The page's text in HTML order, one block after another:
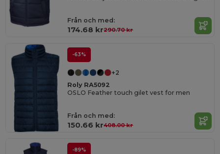
Från och med:
174.68 kr290.70 kr
-63%
+2
Roly RA5092
OSLO Feather touch gilet vest for men
Från och med:
150.66 kr408.00 kr
-89%